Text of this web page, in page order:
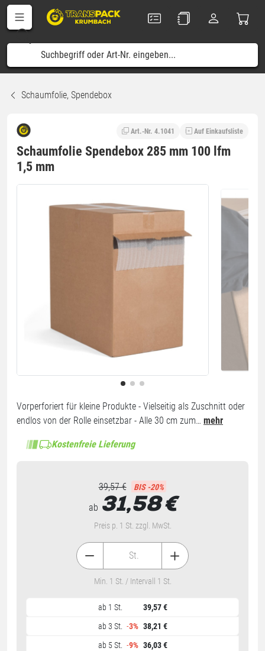
Schaumfolie, Spendebox
Art.-Nr. 4.1041 Auf Einkaufsliste
Schaumfolie Spendebox 285 mm 100 lfm
1,5 mm
Vorperforiert für kleine Produkte - Vielseitig als Zuschnitt oder
endlos von der Rolle einsetzbar - Alle 30 cm zum… mehr
Kostenfreie Lieferung
39,57 € BIS -20%
ab 31,58 €
Preis p. 1 St. zzgl. MwSt.
ab 1 St.
39,57 €
ab 3 St.
-3% 38,21 €
ab 5 St.
-9% 36,03 €
St.
Min. 1 St. / Intervall 1 St.